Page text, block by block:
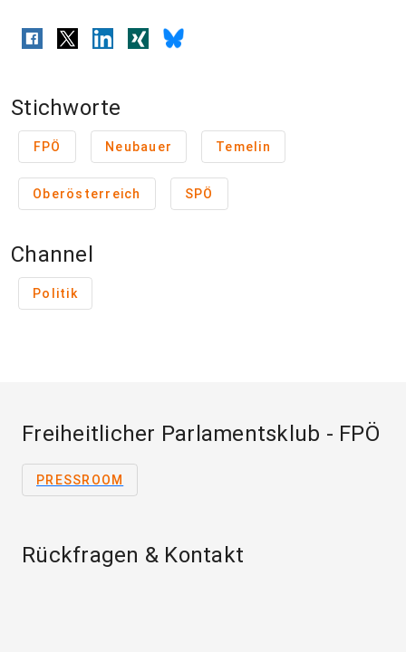
Stichworte
FPÖ Neubauer Temelin
Oberösterreich SPÖ
Channel
Politik
Freiheitlicher Parlamentsklub - FPÖ
PRESSROOM
Rückfragen & Kontakt